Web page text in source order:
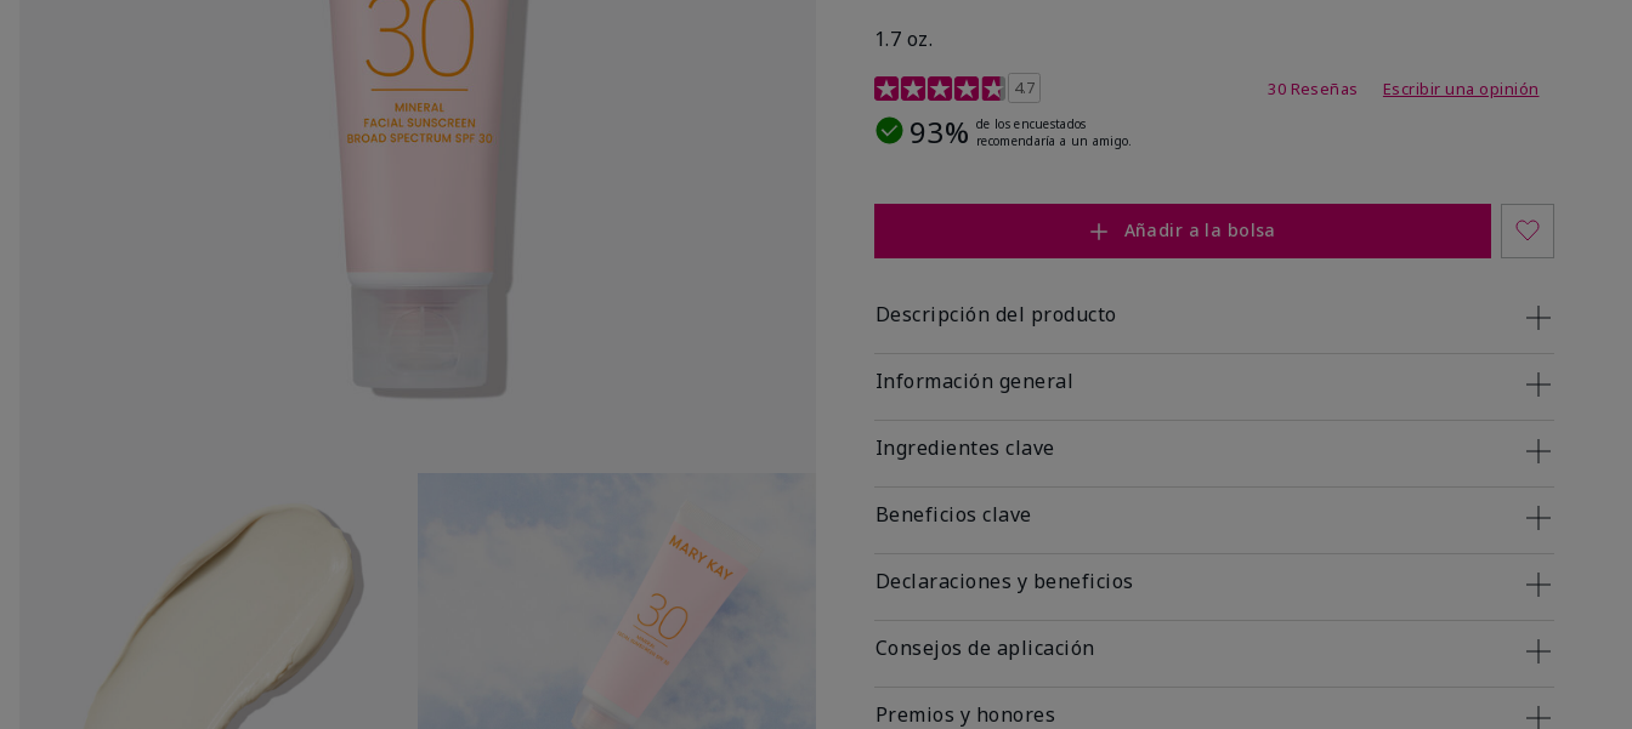
1.7 oz.
Calificación de clientes de 5 de 5
4.7 30 Reseñas Escribir una opinión
93% de los encuestados
recomendaría a un amigo.
Añadir a la bolsa
Descripción del producto
Información general
Ingredientes clave
Beneficios clave
Declaraciones y beneficios
Consejos de aplicación
Premios y honores